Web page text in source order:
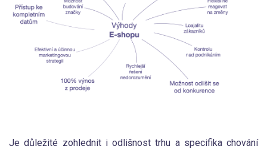
Je důležité zohlednit i odlišnost trhu a specifika chování